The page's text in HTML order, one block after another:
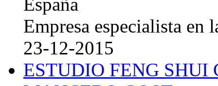
Empresa especialista en
23-12-2015
ESTUDIO FENG